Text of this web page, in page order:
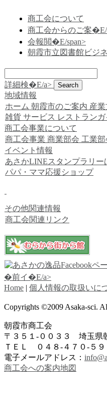
商工会について
商工会からのご案�E/
会報閲�E/span>
朝霞市立図書館ビジ
詳細検�E/a>
地域情報
ホーム 朝霞市のご案内 産
雑貨 サービス レストランガ
商工会事業について
商工会事業 商業部会 工業部
イベント情報
あさかLINEスタンプラリー
パパ・ママ応援ショップ
その他関連情報
商工会関連リンク
�前イ�E/a>
Home | 個人情報の取扱いに
Copyrights ©2009 Asaka-sci.
朝霞市商工会
〒３５１-００３３ 埼玉県
ＴＥＬ ０４８-４７０-
電子メールアドレス：
商工会への案内地図